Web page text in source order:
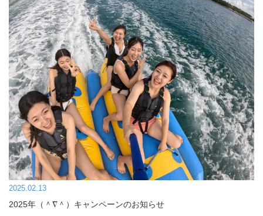
2025.02.13
2025年（＾∇＾）キャンペーンのお知らせ